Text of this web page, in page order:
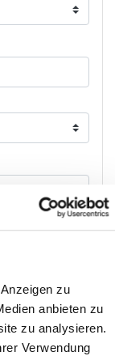
zu
anbieten zu
zu analysieren.
Verwendung